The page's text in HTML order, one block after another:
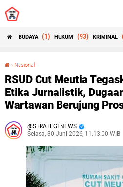
BUDAYA (1) HUKUM (93) KRIMINAL
› Nasional
RSUD Cut Meutia
Etika Jurnalistik,
Wartawan Berujung
STRATEGI NEWS
Selasa, 30 Juni 2026, 11.13.00 WIB